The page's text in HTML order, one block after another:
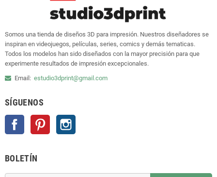
Somos una tienda de diseños 3D para impresión. Nuestros diseñadores se
inspiran en videojuegos, películas, series, comics y demás tematicas.
Todos los modelos han sido diseñados con la mayor precisión para que
experimente resultados de impresión excepcionales.
Email: estudio3dprint@gmail.com
SÍGUENOS
Facebook Pinterest
BOLETÍN